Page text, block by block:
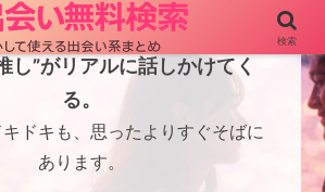
し”がリアルに話しかけてく
る。
ドキも、思ったよりすぐそばに
あります。
検索